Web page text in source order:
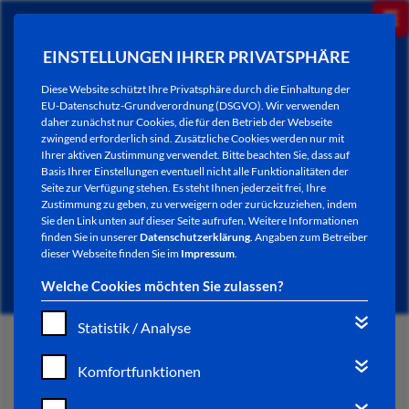
EINSTELLUNGEN IHRER PRIVATSPHÄRE
Diese Website schützt Ihre Privatsphäre durch die Einhaltung der
EU-Datenschutz-Grundverordnung (DSGVO). Wir verwenden
daher zunächst nur Cookies, die für den Betrieb der Webseite
zwingend erforderlich sind. Zusätzliche Cookies werden nur mit
Ihrer aktiven Zustimmung verwendet. Bitte beachten Sie, dass auf
Basis Ihrer Einstellungen eventuell nicht alle Funktionalitäten der
Seite zur Verfügung stehen. Es steht Ihnen jederzeit frei, Ihre
Zustimmung zu geben, zu verweigern oder zurückzuziehen, indem
Sie den Link unten auf dieser Seite aufrufen. Weitere Informationen
finden Sie in unsererDatenschutzerklärung. Angaben zum Betreiber
dieser Webseite finden Sie im Impressum.
Welche Cookies möchten Sie zulassen?
Statistik / Analyse
Komfortfunktionen
NEWSLETTER / CITY LETTER
START